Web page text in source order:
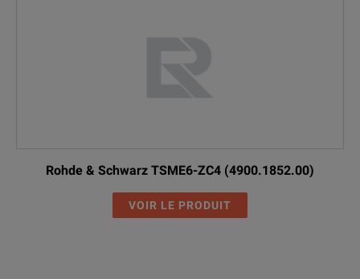
Rohde & Schwarz TSME6-ZC4 (4900.1852.00)
VOIR LE PRODUIT